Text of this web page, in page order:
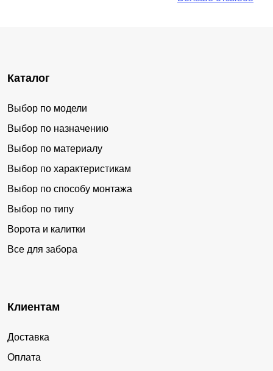
Каталог
Выбор по модели
Выбор по назначению
Выбор по материалу
Выбор по характеристикам
Выбор по способу монтажа
Выбор по типу
Ворота и калитки
Все для забора
Клиентам
Доставка
Оплата